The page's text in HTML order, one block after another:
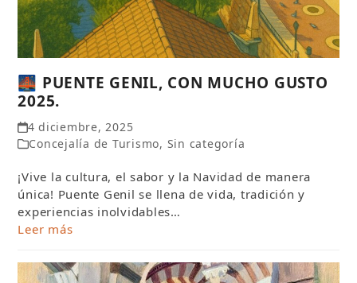
🌉 PUENTE GENIL, CON MUCHO GUSTO
2025.
4 diciembre, 2025
Concejalía de Turismo, Sin categoría
¡Vive la cultura, el sabor y la Navidad de manera
única! Puente Genil se llena de vida, tradición y
experiencias inolvidables…
Leer más